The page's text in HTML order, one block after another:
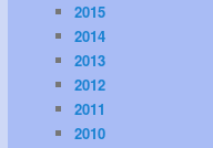
2015
2014
2013
2012
2011
2010